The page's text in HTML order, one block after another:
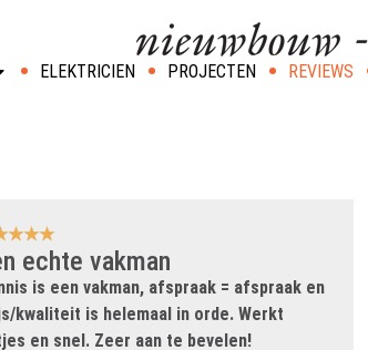
ELEKTRICIEN PROJECTEN REVIEWS
★★★
echte vakman
is een vakman, afspraak = afspraak en
kwaliteit is helemaal in orde. Werkt
en snel. Zeer aan te bevelen!